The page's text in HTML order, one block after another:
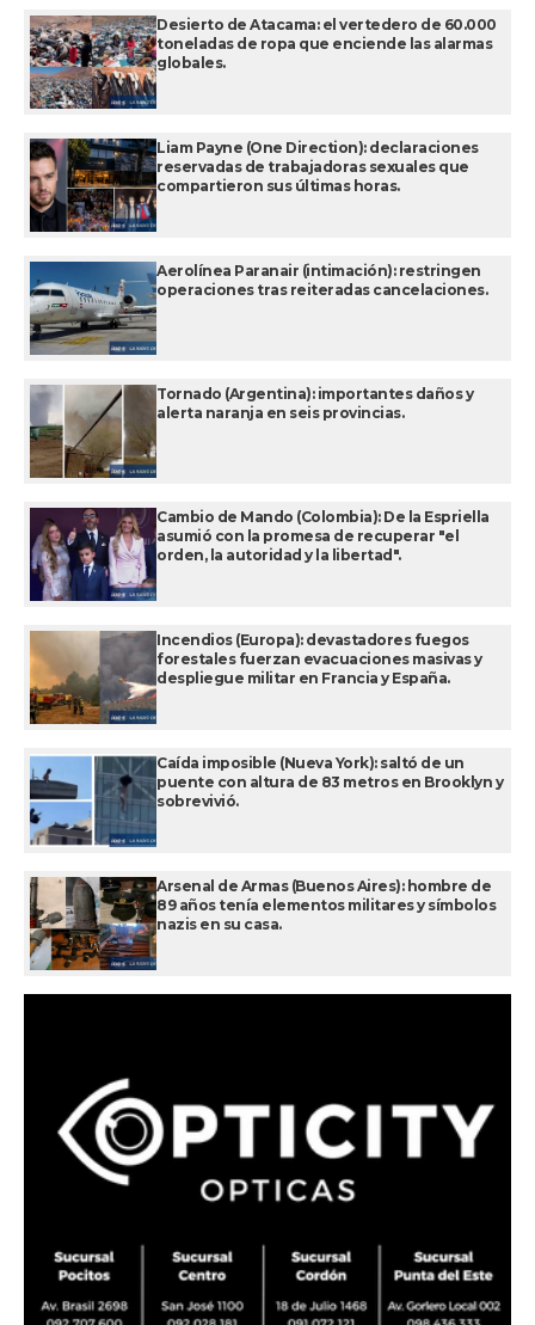
Desierto de Atacama: el vertedero de 60.000
toneladas de ropa que enciende las alarmas
globales.
Liam Payne (One Direction): declaraciones
reservadas de trabajadoras sexuales que
compartieron sus últimas horas.
Aerolínea Paranair (intimación): restringen
operaciones tras reiteradas cancelaciones.
Tornado (Argentina): importantes daños y
alerta naranja en seis provincias.
Cambio de Mando (Colombia): De la Espriella
asumió con la promesa de recuperar "el
orden, la autoridad y la libertad".
Incendios (Europa): devastadores fuegos
forestales fuerzan evacuaciones masivas y
despliegue militar en Francia y España.
Caída imposible (Nueva York): saltó de un
puente con altura de 83 metros en Brooklyn y
sobrevivió.
Arsenal de Armas (Buenos Aires): hombre de
89 años tenía elementos militares y símbolos
nazis en su casa.